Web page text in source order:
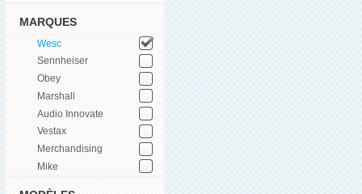
MARQUES
Wesc
Sennheiser
Obey
Marshall
Audio Innovate
Vestax
Merchandising
Mike